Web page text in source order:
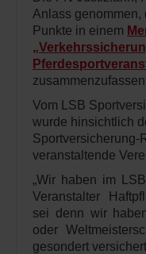
Anlass genommen,
Punkte in einem
Vom LSB
wurde hinsichtlich
Sportversicherung-
veranstaltende
„Wir haben im
Veranstalter
sei denn wir
oder
gesondert